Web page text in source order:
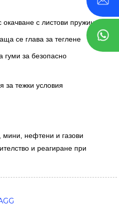
с листови пружини
се глава за теглене
гуми за безопасно
за тежки условия
мини, нефтени и газови
и реагиране при